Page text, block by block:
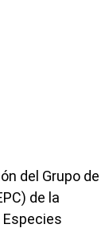
del Grupo de
de la